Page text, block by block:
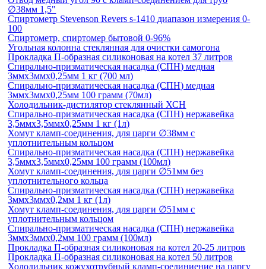
∅38мм 1,5"
Спиртометр Stevenson Revers s-1410 диапазон измерения 0-
100
Спиртометр, спиртомер бытовой 0-96%
Угольная колонна стеклянная для очистки самогона
Прокладка П-образная силиконовая на котел 37 литров
Спирально-призматическая насадка (СПН) медная
3ммх3ммх0,25мм 1 кг (700 мл)
Спирально-призматическая насадка (СПН) медная
3ммх3ммх0,25мм 100 грамм (70мл)
Холодильник-дистилятор стеклянный ХСН
Спирально-призматическая насадка (СПН) нержавейка
3,5ммх3,5ммх0,25мм 1 кг (1л)
Хомут кламп-соединения, для царги ∅38мм с
уплотнительным кольцом
Спирально-призматическая насадка (СПН) нержавейка
3,5ммх3,5ммх0,25мм 100 грамм (100мл)
Хомут кламп-соединения, для царги ∅51мм без
уплотнительного кольца
Спирально-призматическая насадка (СПН) нержавейка
3ммх3ммх0,2мм 1 кг (1л)
Хомут кламп-соединения, для царги ∅51мм с
уплотнительным кольцом
Спирально-призматическая насадка (СПН) нержавейка
3ммх3ммх0,2мм 100 грамм (100мл)
Прокладка П-образная силиконовая на котел 20-25 литров
Прокладка П-образная силиконовая на котел 50 литров
Холодильник кожухотрубный кламп-соединиение на царгу